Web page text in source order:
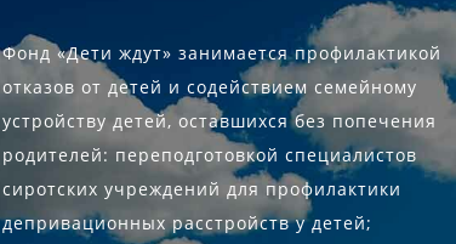
Фонд «Дети ждут» занимается профилактикой
отказов от детей и содействием семейному
устройству детей, оставшихся без попечения
родителей: переподготовкой специалистов
сиротских учреждений для профилактики
депривационных расстройств у детей;